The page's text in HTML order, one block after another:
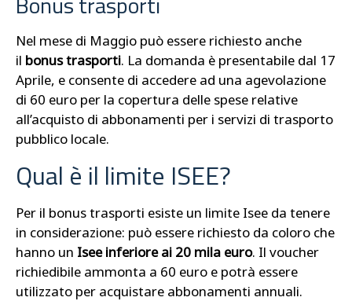
Nel mese di Maggio può essere richiesto anche
il bonus trasporti. La domanda è presentabile dal 17
Aprile, e consente di accedere ad una agevolazione
di 60 euro per la copertura delle spese relative
all’acquisto di abbonamenti per i servizi di trasporto
pubblico locale.
Qual è il limite ISEE?
Per il bonus trasporti esiste un limite Isee da tenere
in considerazione: può essere richiesto da coloro che
hanno un Isee inferiore ai 20 mila euro. Il voucher
richiedibile ammonta a 60 euro e potrà essere
utilizzato per acquistare abbonamenti annuali.